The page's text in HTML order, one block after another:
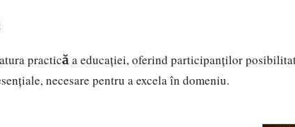
practică a educației, oferind participanților
necesare pentru a excela în domeniu.